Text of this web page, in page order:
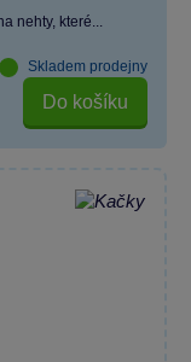
nehty, které...
Skladem prodejny
Do košíku